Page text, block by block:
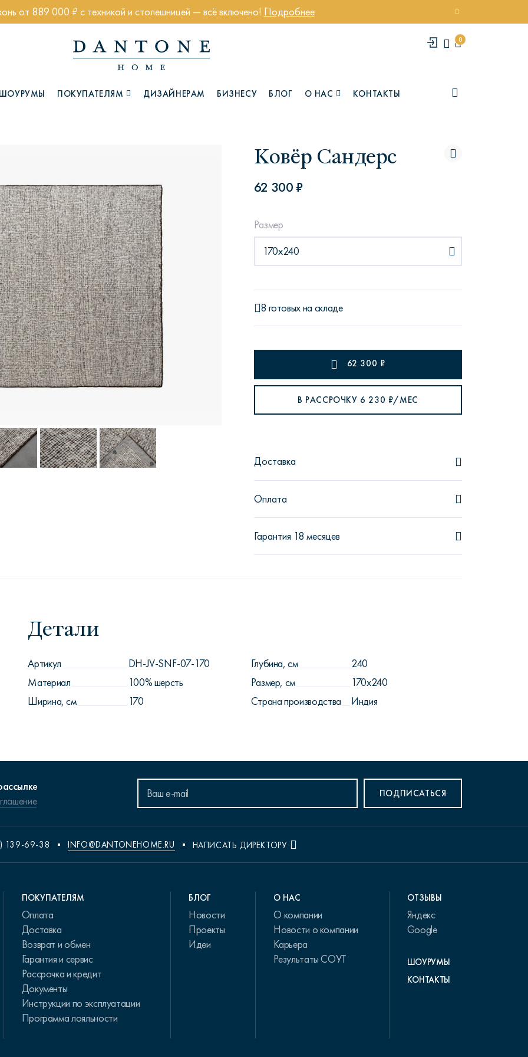
от 889 000 ₽ с техникой и столешницей — всё включено! Подробнее
0
ШОУРУМЫ ПОКУПАТЕЛЯМ ДИЗАЙНЕРАМ БИЗНЕСУ БЛОГ О НАС КОНТАКТЫ
Глазго Хэмптон Челси Юми
Сити Джей
Тауэр Брутал
Ковёр Сандерс
62 300 ₽
Размер
170x240
8 готовых на складе
62 300 ₽
В РАССРОЧКУ 6 230 ₽/МЕС
Доставка
Оплата
Гарантия 18 месяцев
Детали
Артикул
DH-JV-SNF-07-170
Материал
100% шерсть
Ширина, см
170
Глубина, см
240
Размер, см
170x240
Страна производства
Индия
ПОДПИСАТЬСЯ
139-69-38 INFO@DANTONEHOME.RU НАПИСАТЬ ДИРЕКТОРУ
ПОКУПАТЕЛЯМ
Оплата
Доставка
Возврат и обмен
Гарантия и сервис
Рассрочка и кредит
Документы
Инструкции по эксплуатации
Программа лояльности
БЛОГ
Новости
Проекты
Идеи
О НАС
О компании
Новости о компании
Карьера
Результаты СОУТ
ОТЗЫВЫ
Яндекс
Google
ШОУРУМЫ
КОНТАКТЫ